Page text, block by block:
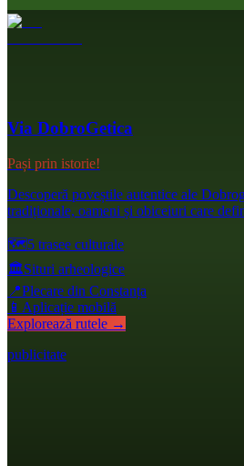
Via DobroGetica
Pași prin istorie!
Descoperă poveștile autentice ale
tradiționale, oameni și obiceiuri care
🗺️5 trasee culturale
🏛️Situri arheologice
📍Plecare din Constanța
📱 Aplicație mobilă
Explorează rutele →
publicitate